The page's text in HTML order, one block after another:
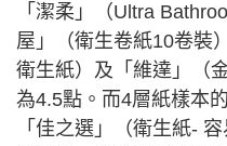
「潔柔」（Ultra
屋」（衛生卷紙10卷裝
衛生紙）及「維達」（
為4.5點。而4層紙樣本
「佳之選」（衛生紙-